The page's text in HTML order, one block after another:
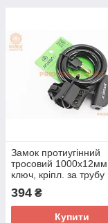
Замок протиугінний
тросовий 1000х12мм
ключ, кріпл. за трубу
394 ₴
Купити